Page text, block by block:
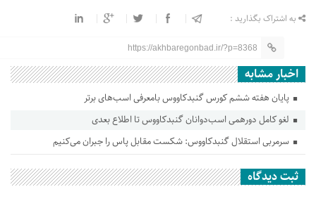
به اشتراک بگذارید :
https://akhbaregonbad.ir/?p=8368
اخبار مشابه
پایان هفته ششم کورس گنبدکاووس بامعرفی اسب‌های برتر
لغو کامل دورهمی اسب‌دوانان گنبدکاووس تا اطلاع بعدی
سرمربی استقلال گنبدکاووس: شکست مقابل پاس را جبران می‌کنیم
ثبت دیدگاه